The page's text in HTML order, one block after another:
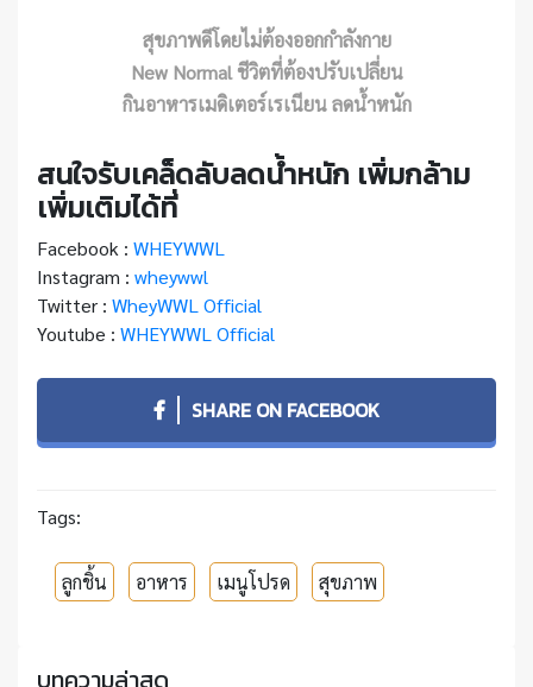
สุขภาพดีโดยไม่ต้องออกกำลังกาย
New Normal ชีวิตที่ต้องปรับเปลี่ยน
กินอาหารเมดิเตอร์เรเนียน ลดน้ำหนัก
สนใจรับเคล็ดลับลดน้ำหนัก เพิ่มกล้าม
เพิ่มเติมได้ที่
Facebook : WHEYWWL
Instagram : wheywwl
Twitter : WheyWWL Official
Youtube : WHEYWWL Official
SHARE ON FACEBOOK
Tags:
ลูกชิ้น อาหาร เมนูโปรด สุขภาพ
บทความล่าสุด